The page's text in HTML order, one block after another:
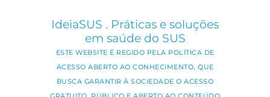
IdeiaSUS . Práticas e soluções
em saúde do SUS
ESTE WEBSITE É REGIDO PELA POLÍTICA DE
ACESSO ABERTO AO CONHECIMENTO, QUE
BUSCA GARANTIR À SOCIEDADE O ACESSO